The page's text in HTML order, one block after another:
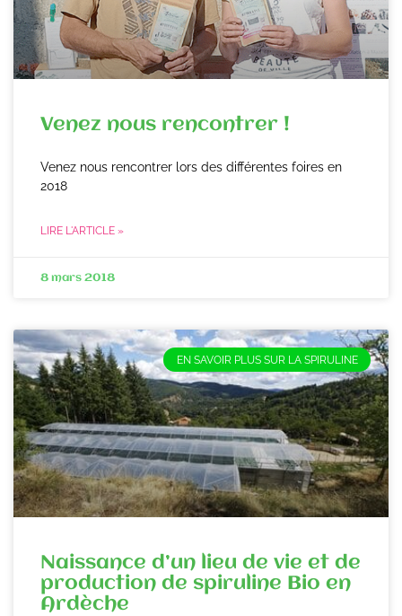
Venez nous rencontrer !
Venez nous rencontrer lors des différentes foires en
2018
LIRE L'ARTICLE »
8 mars 2018
EN SAVOIR PLUS SUR LA SPIRULINE
Naissance d’un lieu de vie et de
production de spiruline Bio en
Ardèche